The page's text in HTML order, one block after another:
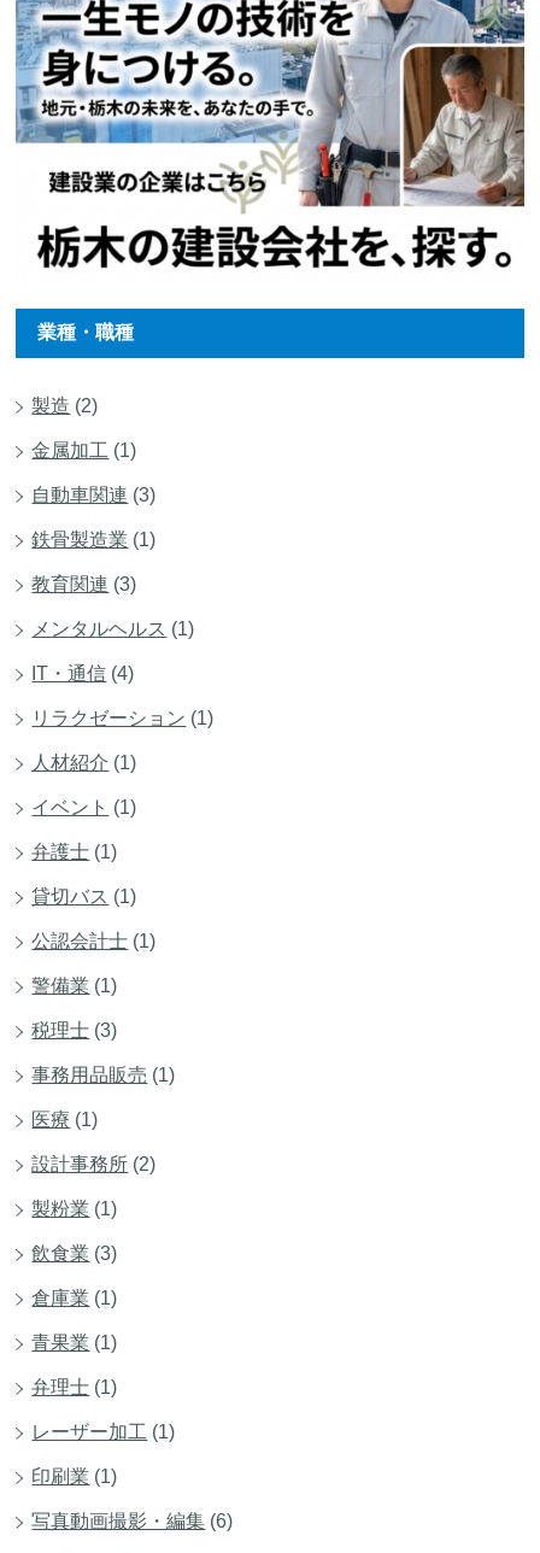
業種・職種
製造 (2)
金属加工 (1)
自動車関連 (3)
鉄骨製造業 (1)
教育関連 (3)
メンタルヘルス (1)
IT・通信 (4)
リラクゼーション (1)
人材紹介 (1)
イベント (1)
弁護士 (1)
貸切バス (1)
公認会計士 (1)
警備業 (1)
税理士 (3)
事務用品販売 (1)
医療 (1)
設計事務所 (2)
製粉業 (1)
飲食業 (3)
倉庫業 (1)
青果業 (1)
弁理士 (1)
レーザー加工 (1)
印刷業 (1)
写真動画撮影・編集 (6)